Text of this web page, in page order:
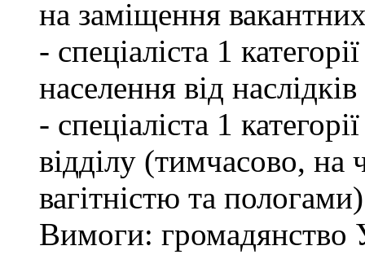
на заміщення
- спеціаліста 1
населення від
- спеціаліста 1
відділу (тимчасово, на
вагітністю та
Вимоги: громадянство